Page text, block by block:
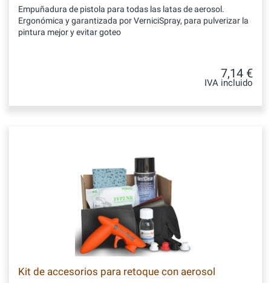
Empuñadura de pistola para todas las latas de aerosol.
Ergonómica y garantizada por VerniciSpray, para pulverizar la
pintura mejor y evitar goteo
7,14 €
IVA incluido
Kit de accesorios para retoque con aerosol